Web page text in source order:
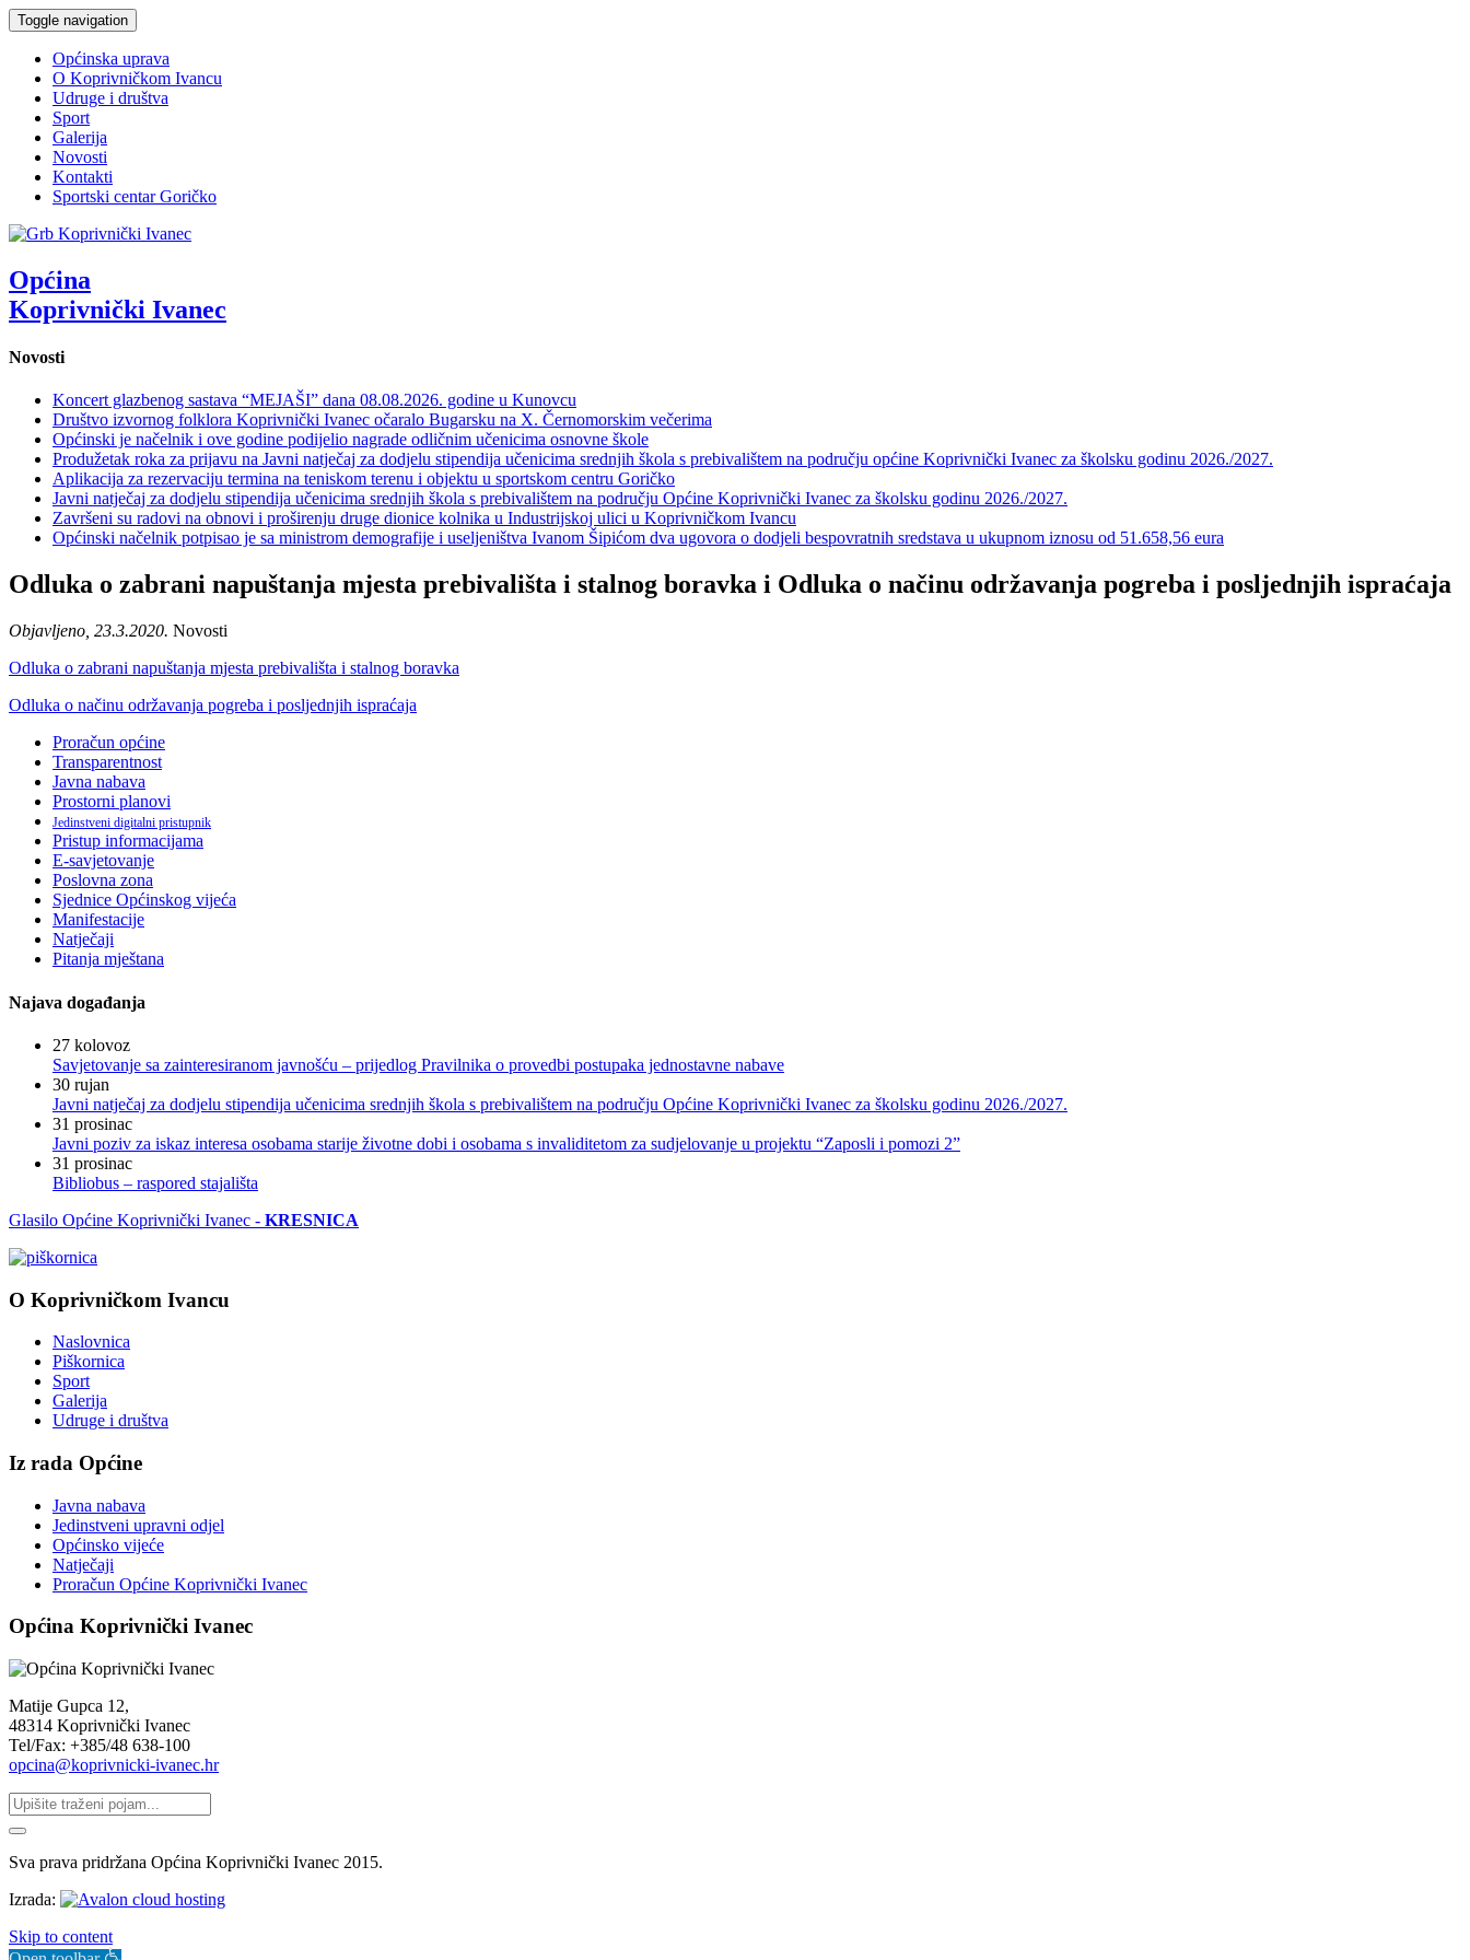
Toggle navigation
Općinska uprava
O Koprivničkom Ivancu
Udruge i društva
Sport
Galerija
Novosti
Kontakti
Sportski centar Goričko
Općina
Koprivnički Ivanec
Novosti
Koncert glazbenog sastava “MEJAŠI” dana 08.08.2026. godine u Kunovcu
Društvo izvornog folklora Koprivnički Ivanec očaralo Bugarsku na X. Černomorskim večerima
Općinski je načelnik i ove godine podijelio nagrade odličnim učenicima osnovne škole
Produžetak roka za prijavu na Javni natječaj za dodjelu stipendija učenicima srednjih škola s prebivalištem na području općine Koprivnički Ivanec za školsku godinu 2026./2027.
Aplikacija za rezervaciju termina na teniskom terenu i objektu u sportskom centru Goričko
Javni natječaj za dodjelu stipendija učenicima srednjih škola s prebivalištem na području Općine Koprivnički Ivanec za školsku godinu 2026./2027.
Završeni su radovi na obnovi i proširenju druge dionice kolnika u Industrijskoj ulici u Koprivničkom Ivancu
Općinski načelnik potpisao je sa ministrom demografije i useljeništva Ivanom Šipićom dva ugovora o dodjeli bespovratnih sredstava u ukupnom iznosu od 51.658,56 eura
Odluka o zabrani napuštanja mjesta prebivališta i stalnog boravka i Odluka o načinu održavanja pogreba i posljednjih ispraćaja
Objavljeno, 23.3.2020. Novosti
Odluka o zabrani napuštanja mjesta prebivališta i stalnog boravka
Odluka o načinu održavanja pogreba i posljednjih ispraćaja
Proračun općine
Transparentnost
Javna nabava
Prostorni planovi
Jedinstveni digitalni pristupnik
Pristup informacijama
E-savjetovanje
Poslovna zona
Sjednice Općinskog vijeća
Manifestacije
Natječaji
Pitanja mještana
Najava događanja
27 kolovoz
Savjetovanje sa zainteresiranom javnošću – prijedlog Pravilnika o provedbi postupaka jednostavne nabave
30 rujan
Javni natječaj za dodjelu stipendija učenicima srednjih škola s prebivalištem na području Općine Koprivnički Ivanec za školsku godinu 2026./2027.
31 prosinac
Javni poziv za iskaz interesa osobama starije životne dobi i osobama s invaliditetom za sudjelovanje u projektu “Zaposli i pomozi 2”
31 prosinac
Bibliobus – raspored stajališta
Glasilo Općine Koprivnički Ivanec - KRESNICA
O Koprivničkom Ivancu
Naslovnica
Piškornica
Sport
Galerija
Udruge i društva
Iz rada Općine
Javna nabava
Jedinstveni upravni odjel
Općinsko vijeće
Natječaji
Proračun Općine Koprivnički Ivanec
Općina Koprivnički Ivanec
Matije Gupca 12,
48314 Koprivnički Ivanec
Tel/Fax: +385/48 638-100
opcina@koprivnicki-ivanec.hr
Sva prava pridržana Općina Koprivnički Ivanec 2015.
Izrada:
Skip to content